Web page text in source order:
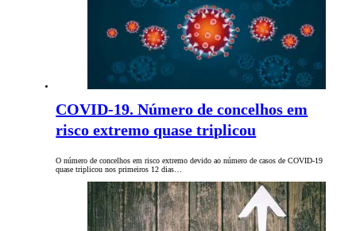
COVID-19. Número de concelhos em
risco extremo quase triplicou
O número de concelhos em risco extremo devido ao número de casos de COVID-19
quase triplicou nos primeiros 12 dias…